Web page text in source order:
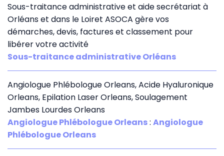
Sous-traitance administrative et aide secrétariat à
Orléans et dans le Loiret ASOCA gère vos
démarches, devis, factures et classement pour
libérer votre activité
Sous-traitance administrative Orléans
Angiologue Phlébologue Orleans, Acide Hyaluronique
Orleans, Epilation Laser Orleans, Soulagement
Jambes Lourdes Orleans
Angiologue Phlébologue Orleans: Angiologue
Phlébologue Orleans